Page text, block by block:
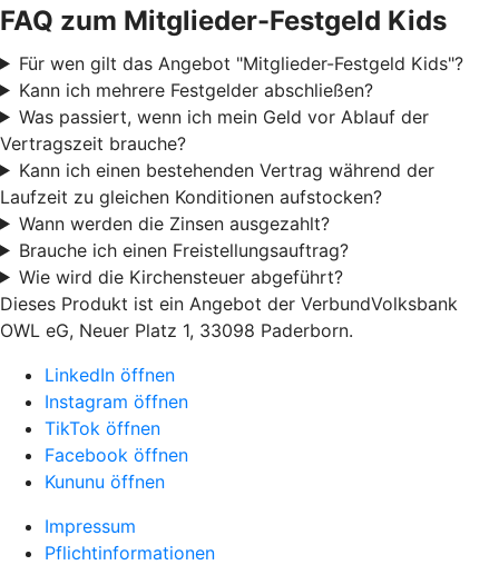
FAQ zum Mitglieder-Festgeld Kids
Für wen gilt das Angebot "Mitglieder-Festgeld Kids"?
Kann ich mehrere Festgelder abschließen?
Was passiert, wenn ich mein Geld vor Ablauf der
Vertragszeit brauche?
Kann ich einen bestehenden Vertrag während der
Laufzeit zu gleichen Konditionen aufstocken?
Wann werden die Zinsen ausgezahlt?
Brauche ich einen Freistellungsauftrag?
Wie wird die Kirchensteuer abgeführt?
Dieses Produkt ist ein Angebot der VerbundVolksbank
OWL eG, Neuer Platz 1, 33098 Paderborn.
LinkedIn öffnen
Instagram öffnen
TikTok öffnen
Facebook öffnen
Kununu öffnen
Impressum
Pflichtinformationen